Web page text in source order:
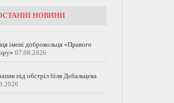
НОВИНИ
імені добровольця «Правого
07.08.2026
під обстріл біля Дебальцева